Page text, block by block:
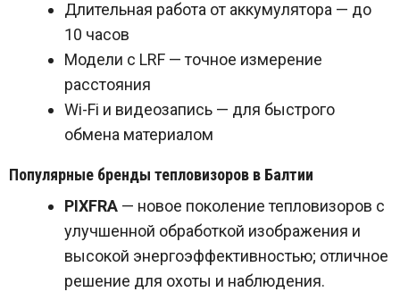
Длительная работа от аккумулятора — до
10 часов
Модели с LRF— точное измерение
расстояния
Wi-Fi и видеозапись — для быстрого
обмена материалом
Популярные бренды тепловизоров в Балтии
PIXFRA— новое поколение тепловизоров с
улучшенной обработкой изображения и
высокой энергоэффективностью; отличное
решение для охоты и наблюдения.